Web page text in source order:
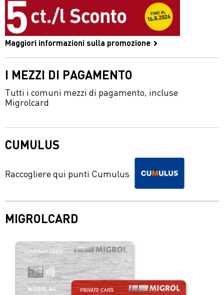
Maggiori informazioni sulla promozione
I MEZZI DI PAGAMENTO
Tutti i comuni mezzi di pagamento, incluse
Migrolcard
CUMULUS
Raccogliere qui punti Cumulus
MIGROLCARD